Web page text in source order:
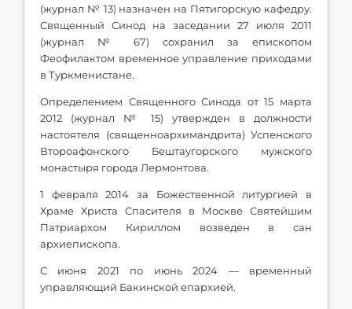
(журнал № 13) назначен на Пятигорскую кафедру.
Священный Синод на заседании 27 июля 2011
(журнал № 67) сохранил за епископом
Феофилактом временное управление приходами
в Туркменистане.
Определением Священного Синода от 15 марта
2012 (журнал № 15) утвержден в должности
настоятеля (священноархимандрита) Успенского
Второафонского Бештаугорского мужского
монастыря города Лермонтова.
1 февраля 2014 за Божественной литургией в
Храме Христа Спасителя в Москве Святейшим
Патриархом Кириллом возведен в сан
архиепископа.
С июня 2021 по июнь 2024 — временный
управляющий Бакинской епархией.